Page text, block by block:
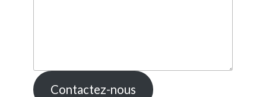
Contactez-nous